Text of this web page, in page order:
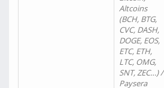
Altcoins
(BCH, BTG,
CVC, DASH,
DOGE, EOS,
ETC, ETH,
LTC, OMG,
SNT, ZEC…) /
Paysera